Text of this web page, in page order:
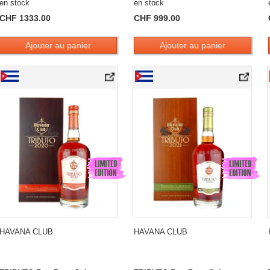
en stock
CHF 1333.00
Ajouter au panier
en stock
CHF 999.00
Ajouter au panier
Limited Edition
Club TRIBUTO 2020 Ron Puro Cubano Limited Edition
HAVANA CLUB
Havana Club TRIBUTO 2021 Ron Puro
HAVANA CLUB